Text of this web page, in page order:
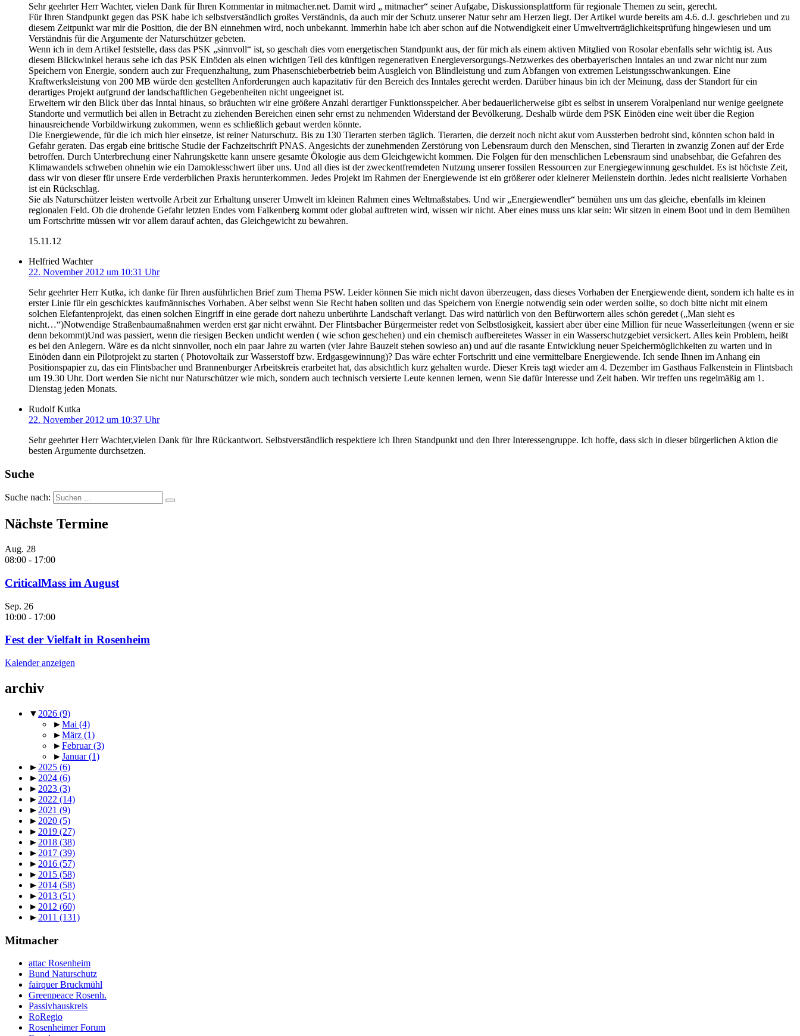
Sehr geehrter Herr Wachter, vielen Dank für Ihren Kommentar in mitmacher.net. Damit wird „ mitmacher“ seiner Aufgabe, Diskussionsplattform für regionale Themen zu sein, gerecht.
Für Ihren Standpunkt gegen das PSK habe ich selbstverständlich großes Verständnis, da auch mir der Schutz unserer Natur sehr am Herzen liegt. Der Artikel wurde bereits am 4.6. d.J. geschrieben und zu
diesem Zeitpunkt war mir die Position, die der BN einnehmen wird, noch unbekannt. Immerhin habe ich aber schon auf die Notwendigkeit einer Umweltverträglichkeitsprüfung hingewiesen und um
Verständnis für die Argumente der Naturschützer gebeten.
Wenn ich in dem Artikel feststelle, dass das PSK „sinnvoll“ ist, so geschah dies vom energetischen Standpunkt aus, der für mich als einem aktiven Mitglied von Rosolar ebenfalls sehr wichtig ist. Aus
diesem Blickwinkel heraus sehe ich das PSK Einöden als einen wichtigen Teil des künftigen regenerativen Energieversorgungs-Netzwerkes des oberbayerischen Inntales an und zwar nicht nur zum
Speichern von Energie, sondern auch zur Frequenzhaltung, zum Phasenschieberbetrieb beim Ausgleich von Blindleistung und zum Abfangen von extremen Leistungsschwankungen. Eine
Kraftwerksleistung von 200 MB würde den gestellten Anforderungen auch kapazitativ für den Bereich des Inntales gerecht werden. Darüber hinaus bin ich der Meinung, dass der Standort für ein
derartiges Projekt aufgrund der landschaftlichen Gegebenheiten nicht ungeeignet ist.
Erweitern wir den Blick über das Inntal hinaus, so bräuchten wir eine größere Anzahl derartiger Funktionsspeicher. Aber bedauerlicherweise gibt es selbst in unserem Voralpenland nur wenige geeignete
Standorte und vermutlich bei allen in Betracht zu ziehenden Bereichen einen sehr ernst zu nehmenden Widerstand der Bevölkerung. Deshalb würde dem PSK Einöden eine weit über die Region
hinausreichende Vorbildwirkung zukommen, wenn es schließlich gebaut werden könnte.
Die Energiewende, für die ich mich hier einsetze, ist reiner Naturschutz. Bis zu 130 Tierarten sterben täglich. Tierarten, die derzeit noch nicht akut vom Aussterben bedroht sind, könnten schon bald in
Gefahr geraten. Das ergab eine britische Studie der Fachzeitschrift PNAS. Angesichts der zunehmenden Zerstörung von Lebensraum durch den Menschen, sind Tierarten in zwanzig Zonen auf der Erde
betroffen. Durch Unterbrechung einer Nahrungskette kann unsere gesamte Ökologie aus dem Gleichgewicht kommen. Die Folgen für den menschlichen Lebensraum sind unabsehbar, die Gefahren des
Klimawandels schweben ohnehin wie ein Damoklesschwert über uns. Und all dies ist der zweckentfremdeten Nutzung unserer fossilen Ressourcen zur Energiegewinnung geschuldet. Es ist höchste Zeit,
dass wir von dieser für unsere Erde verderblichen Praxis herunterkommen. Jedes Projekt im Rahmen der Energiewende ist ein größerer oder kleinerer Meilenstein dorthin. Jedes nicht realisierte Vorhaben
ist ein Rückschlag.
Sie als Naturschützer leisten wertvolle Arbeit zur Erhaltung unserer Umwelt im kleinen Rahmen eines Weltmaßstabes. Und wir „Energiewendler“ bemühen uns um das gleiche, ebenfalls im kleinen
regionalen Feld. Ob die drohende Gefahr letzten Endes vom Falkenberg kommt oder global auftreten wird, wissen wir nicht. Aber eines muss uns klar sein: Wir sitzen in einem Boot und in dem Bemühen
um Fortschritte müssen wir vor allem darauf achten, das Gleichgewicht zu bewahren.
15.11.12
Helfried Wachter
22. November 2012 um 10:31 Uhr
Sehr geehrter Herr Kutka, ich danke für Ihren ausführlichen Brief zum Thema PSW. Leider können Sie mich nicht davon überzeugen, dass dieses Vorhaben der Energiewende dient, sondern ich halte es in
erster Linie für ein geschicktes kaufmännisches Vorhaben. Aber selbst wenn Sie Recht haben sollten und das Speichern von Energie notwendig sein oder werden sollte, so doch bitte nicht mit einem
solchen Elefantenprojekt, das einen solchen Eingriff in eine gerade dort nahezu unberührte Landschaft verlangt. Das wird natürlich von den Befürwortern alles schön geredet („Man sieht es
nicht…“)Notwendige Straßenbaumaßnahmen werden erst gar nicht erwähnt. Der Flintsbacher Bürgermeister redet von Selbstlosigkeit, kassiert aber über eine Million für neue Wasserleitungen (wenn er sie
denn bekommt)Und was passiert, wenn die riesigen Becken undicht werden ( wie schon geschehen) und ein chemisch aufbereitetes Wasser in ein Wasserschutzgebiet versickert. Alles kein Problem, heißt
es bei den Anlegern. Wäre es da nicht sinnvoller, noch ein paar Jahre zu warten (vier Jahre Bauzeit stehen sowieso an) und auf die rasante Entwicklung neuer Speichermöglichkeiten zu warten und in
Einöden dann ein Pilotprojekt zu starten ( Photovoltaik zur Wasserstoff bzw. Erdgasgewinnung)? Das wäre echter Fortschritt und eine vermittelbare Energiewende. Ich sende Ihnen im Anhang ein
Positionspapier zu, das ein Flintsbacher und Brannenburger Arbeitskreis erarbeitet hat, das absichtlich kurz gehalten wurde. Dieser Kreis tagt wieder am 4. Dezember im Gasthaus Falkenstein in Flintsbach
um 19.30 Uhr. Dort werden Sie nicht nur Naturschützer wie mich, sondern auch technisch versierte Leute kennen lernen, wenn Sie dafür Interesse und Zeit haben. Wir treffen uns regelmäßig am 1.
Dienstag jeden Monats.
Rudolf Kutka
22. November 2012 um 10:37 Uhr
Sehr geehrter Herr Wachter,vielen Dank für Ihre Rückantwort. Selbstverständlich respektiere ich Ihren Standpunkt und den Ihrer Interessengruppe. Ich hoffe, dass sich in dieser bürgerlichen Aktion die
besten Argumente durchsetzen.
Suche
Suche nach:
Nächste Termine
Aug. 28
08:00 - 17:00
CriticalMass im August
Sep. 26
10:00 - 17:00
Fest der Vielfalt in Rosenheim
Kalender anzeigen
archiv
▼ 2026 (9)
►Mai (4)
►März (1)
►Februar(3)
►Januar(1)
► 2025 (6)
► 2024 (6)
► 2023 (3)
► 2022 (14)
► 2021 (9)
► 2020 (5)
► 2019 (27)
► 2018 (38)
► 2017 (39)
► 2016 (57)
► 2015 (58)
► 2014 (58)
► 2013 (51)
► 2012 (60)
► 2011 (131)
Mitmacher
attac Rosenheim
Bund Naturschutz
fairquer Bruckmühl
Greenpeace Rosenh.
Passivhauskreis
RoRegio
Rosenheimer Forum